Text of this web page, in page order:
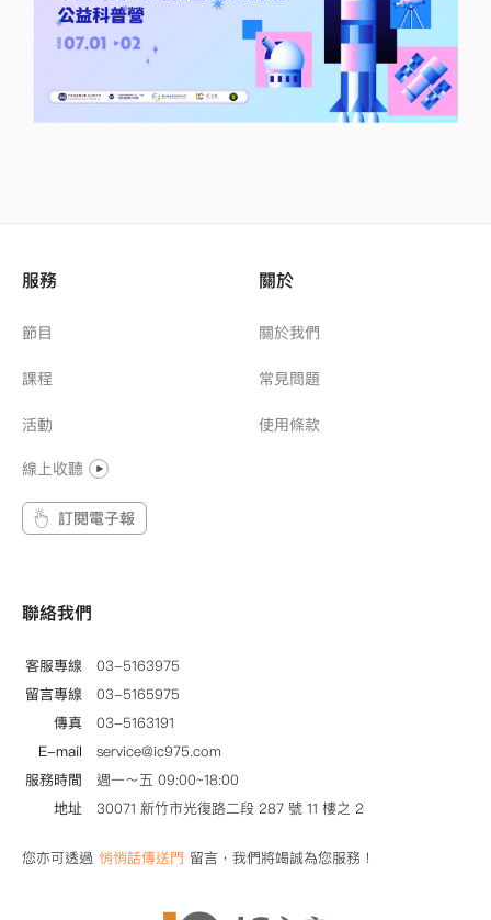
服務
節目
課程
活動
線上收聽
訂閱電子報
關於
關於我們
常見問題
使用條款
聯絡我們
客服專線
03-5163975
留言專線
03-5165975
傳真
03-5163191
E-mail
service@ic975.com
服務時間
週一～五 09:00~18:00
地址
30071 新竹市光復路二段 287 號 11 樓之 2
您亦可透過 悄悄話傳送門 留言，我們將竭誠為您服務！